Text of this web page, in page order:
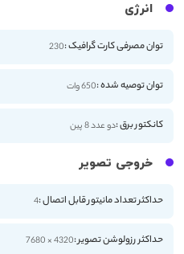
انرژی
توان مصرفی کارت گرافیک :230
توان توصیه شده :650 وات
کانکتور برق :دو عدد 8 پین
خروجی تصویر
حداکثر تعداد مانیتور قابل اتصال :4
حداکثر رزولوشن تصویر :4320 × 7680